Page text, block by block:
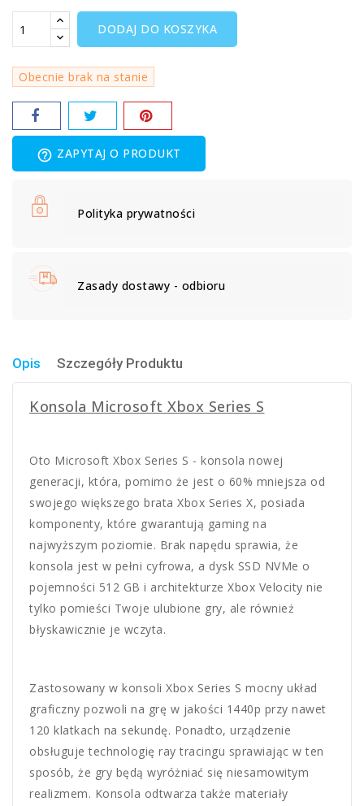
DODAJ DO KOSZYKA
Obecnie brak na stanie
help_outline ZAPYTAJ O PRODUKT
Polityka prywatności
Zasady dostawy - odbioru
Opis Szczegóły Produktu
Konsola Microsoft Xbox Series S
Oto Microsoft Xbox Series S - konsola nowej
generacji, która, pomimo że jest o 60% mniejsza od
swojego większego brata Xbox Series X, posiada
komponenty, które gwarantują gaming na
najwyższym poziomie. Brak napędu sprawia, że
konsola jest w pełni cyfrowa, a dysk SSD NVMe o
pojemności 512 GB i architekturze Xbox Velocity nie
tylko pomieści Twoje ulubione gry, ale również
błyskawicznie je wczyta.
Zastosowany w konsoli Xbox Series S mocny układ
graficzny pozwoli na grę w jakości 1440p przy nawet
120 klatkach na sekundę. Ponadto, urządzenie
obsługuje technologię ray tracingu sprawiając w ten
sposób, że gry będą wyróżniać się niesamowitym
realizmem. Konsola odtwarza także materiały